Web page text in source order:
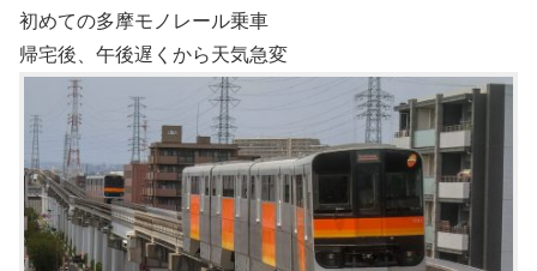
初めての多摩モノレール乗車
帰宅後、午後遅くから天気急変